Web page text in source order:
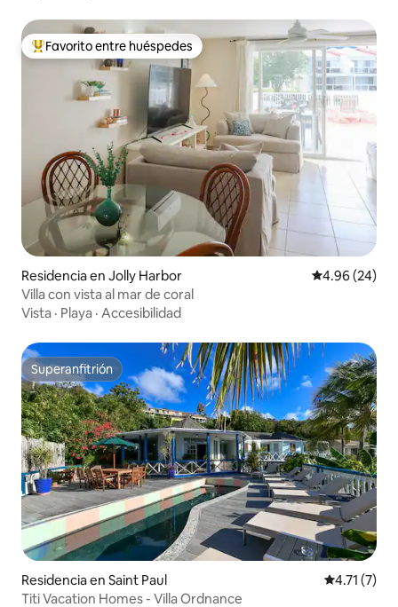
De los mejores en Favorito entre huéspedes
Favorito entre huéspedes
Residencia en Jolly Harbor Calificación
4.96 (24)
Villa con vista al mar de coral
Vista · Playa · Accesibilidad
Superanfitrión
Superanfitrión
Residencia en Saint Paul Calificación
4.71 (7)
Titi Vacation Homes - Villa Ordnance